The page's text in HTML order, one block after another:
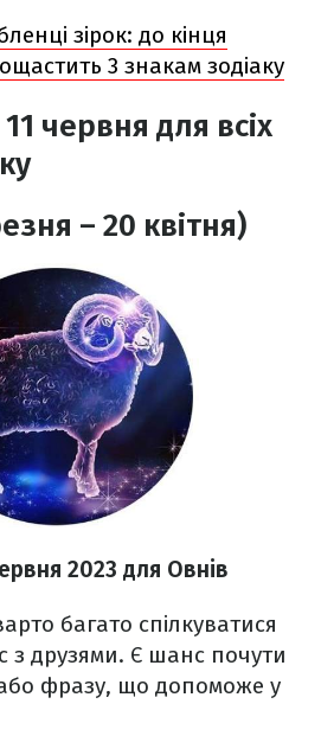
зірок: до кінця
3 знакам зодіаку
червня для всіх
– 20 квітня)
2023 для Овнів
багато спілкуватися
з друзями. Є шанс почути
фразу, що допоможе у